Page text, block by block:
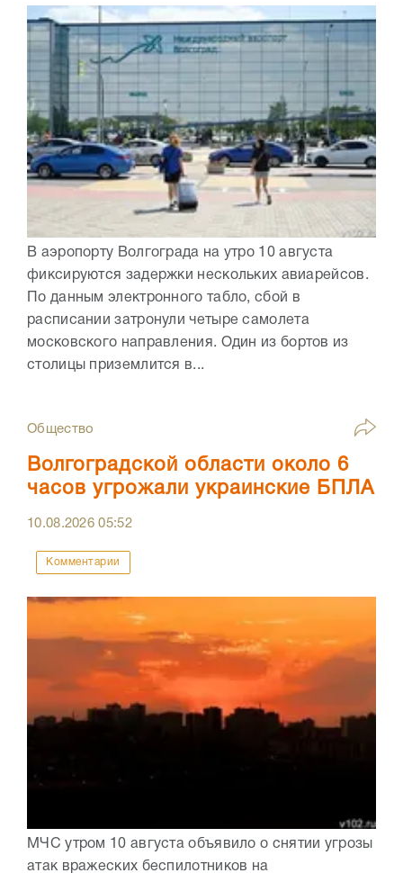
В аэропорту Волгограда на утро 10 августа
фиксируются задержки нескольких авиарейсов.
По данным электронного табло, сбой в
расписании затронули четыре самолета
московского направления. Один из бортов из
столицы приземлится в...
Общество
Волгоградской области около 6
часов угрожали украинские БПЛА
10.08.202605:52
Комментарии
МЧС утром 10 августа объявило о снятии угрозы
атак вражеских беспилотников на